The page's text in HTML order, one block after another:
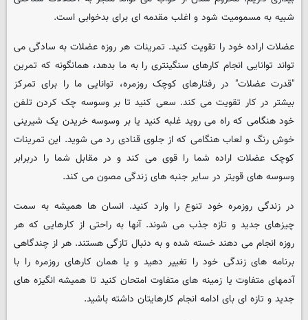
شبیه به مسمومیت شود و اغلب مقدمه ای برای بدخوابی است.
عضلات اراده خود را تقویت کنید. تمرینات هر روزه عضلات به سادگی می
تواند توانایی انجام کارهای سنگینتری را به ما بدهد، همانگونه که تمرین
"قدرت عضلات" در رفتارهای کوچک روزمره، توانایی ما را برای تمرکز
بیشتر در کار تقویت می کند. سعی کنید تا بر وسوسه چک کردن تلفن
خود هنگامی که راه می روید غلبه کنید یا بر وسوسه خریدن یک شیرینی
خوش رنگ و لعاب هنگامی که از جلوی قنادی رد می شوید. این تمرینات
کوچک عضلات اراده شما را قوی می کند و در مقابل شما را دربرابر
وسوسه های قویتر در سایر جنبه های زندگی مصون می کند.
در زندگی روزمره خود تنوع را وارد کنید. انسان ها همیشه به سمت
چیزهای جدید و تازه جذب می شوند. آنها به راحتی از کارهایی که هر
روزه انجام می دهند خسته شده و به دنبال تازگی هستند. هر از چندگاهی
برنامه های زندگی خود را تغییر دهید و یا همان کارهای روزمره را با
آدمهای متفاوت یا زمینه های متفاوت امتحان کنید تا همیشه انگیزه های
جدید و تازه ای بای ادامه انجام کارهایتان داشته باشید.